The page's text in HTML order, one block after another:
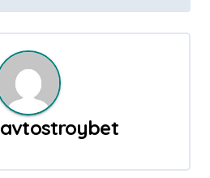
avtostroybet